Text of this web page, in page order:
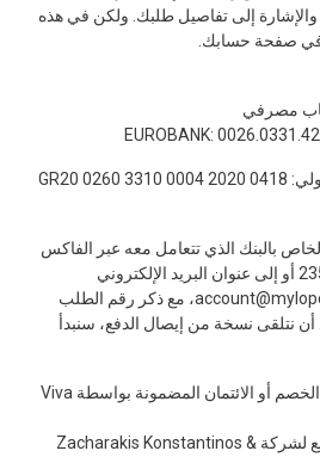
بالرقم +30 28340 23594 والإشارة إلى تفاصيل طلبك. ولكن في هذه
في صفحة حسابك.
مصرفي
رقم الحساب المصرفي الدولي: GR20 0260 3310 0004 2020 0418
بالبنك الذي تتعامل معه عبر الفاكس
إلى الرقم +30 28340 23574 أو إلى عنوان البريد الإلكتروني
account@mylopotamos-health-foods.gr، مع ذكر رقم الطلب
نتلقى نسخة من إيصال الدفع، سنبدأ
ب) الدفع عن طريق بطاقة الخصم أو الائتمان المضمونة بواسطة Viva
يقبل المتجر الإلكتروني التابع لشركة Zacharakis Konstantinos &